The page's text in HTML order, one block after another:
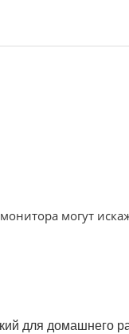
могут
для домашнего